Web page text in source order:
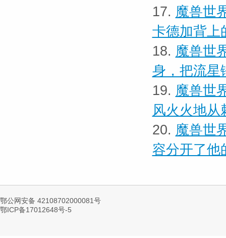
17. 魔兽世
卡德加背上
18. 魔兽世
身，把流星
19. 魔兽世
风火火地从
20. 魔兽世
容分开了他
鄂公网安备 42108702000081号
鄂ICP备17012648号-5